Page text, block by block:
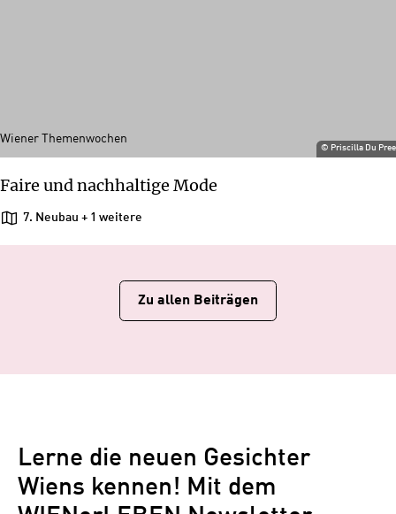
© Priscilla Du
Wiener Themenwochen
Faire und nachhaltige Mode
7. Neubau + 1 weitere
Zu allen Beiträgen
Lerne die neuen Gesichter
Wiens kennen! Mit dem